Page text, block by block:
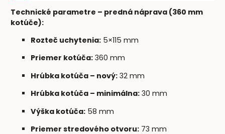
Technické parametre – predná náprava (360 mm
kotúče):
Rozteč uchytenia: 5×115 mm
Priemer kotúča: 360 mm
Hrúbka kotúča – nový: 32 mm
Hrúbka kotúča – minimálna: 30 mm
Výška kotúča: 58 mm
Priemer stredového otvoru: 73 mm